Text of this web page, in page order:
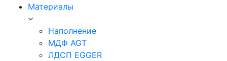
Материалы
Наполнение
МДФ AGT
ЛДСП EGGER